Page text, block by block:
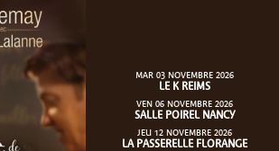
MAR 03 NOVEMBRE 2026
LE K REIMS
VEN 06 NOVEMBRE 2026
SALLE POIREL NANCY
JEU 12 NOVEMBRE 2026
LA PASSERELLE FLORANGE